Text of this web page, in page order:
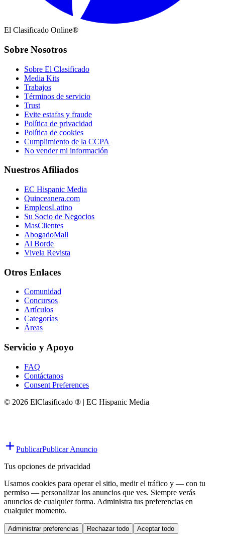
El Clasificado Online®
Sobre Nosotros
Sobre El Clasificado
Media Kits
Trabajos
Términos de servicio
Trust
Evite estafas y fraude
Política de privacidad
Política de cookies
Cumplimiento de la CCPA
No vender mi información
Nuestros Afiliados
EC Hispanic Media
Quinceanera.com
EmpleosLatino
Su Socio de Negocios
MasClientes
AbogadoMall
Al Borde
Vivela Revista
Otros Enlaces
Comunidad
Concursos
Artículos
Categorías
Áreas
Servicio y Apoyo
FAQ
Contáctanos
Consent Preferences
© 2026 ElClasificado ® | EC Hispanic Media
PublicarPublicar Anuncio
Tus opciones de privacidad
Usamos cookies para operar el sitio, medir el tráfico y — con tu
permiso — personalizar los anuncios que ves. Siempre verás
anuncios de cualquier forma. Administra tus preferencias en
cualquier momento.
Administrar preferencias Rechazar todo Aceptar todo